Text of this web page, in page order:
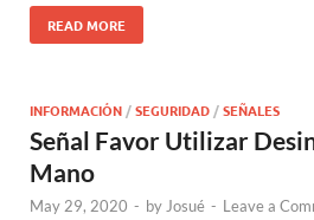
READ MORE
INFORMACIÓN /SEGURIDAD /SEÑALES
Señal Favor Utilizar
Mano
May 29, 2020 - by Josué - Leave a